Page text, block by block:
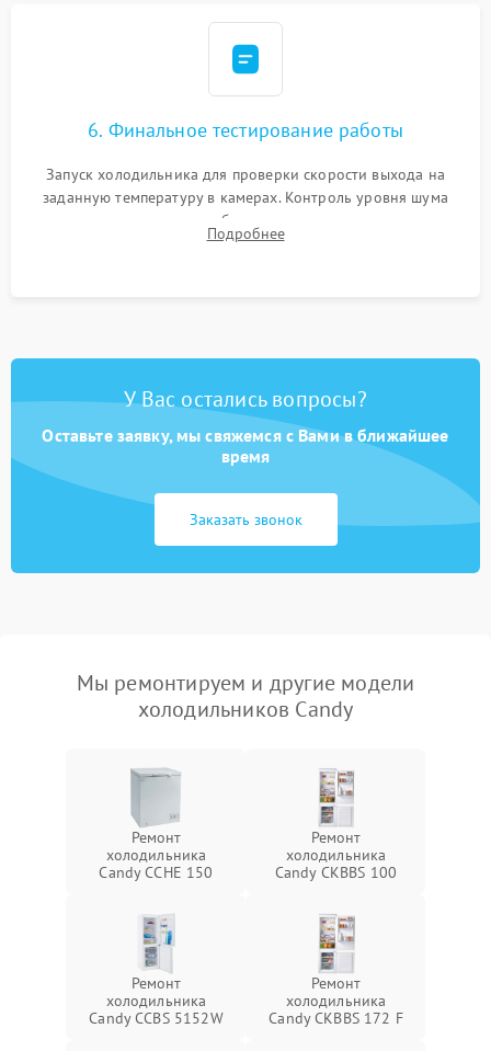
6. Финальное тестирование работы
Запуск холодильника для проверки скорости выхода на
заданную температуру в камерах. Контроль уровня шума
компрессора, отсутствия обмерзания стенок и корректного
срабатывания системы автоматической оттайки.
Подробнее
У Вас остались вопросы?
Оставьте заявку, мы свяжемся с Вами в ближайшее
время
Заказать звонок
Мы ремонтируем и другие модели
холодильников Candy
Ремонт
холодильника
Candy CCHE 150
Ремонт
холодильника
Candy CKBBS 100
Ремонт
холодильника
Candy CCBS 5152W
Ремонт
холодильника
Candy CKBBS 172 F